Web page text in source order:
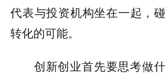
代表与投资机构坐在一起，
转化的可能。
创新创业首先要思考做